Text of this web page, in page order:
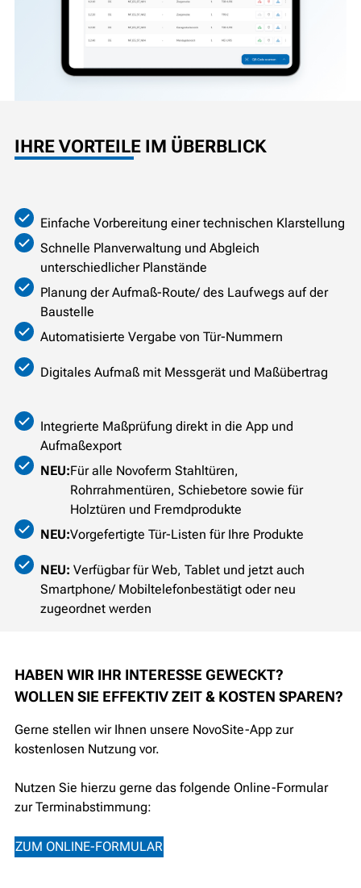
IHRE VORTEILE IM ÜBERBLICK
Einfache Vorbereitung einer technischen Klarstellung
Schnelle Planverwaltung und Abgleich
unterschiedlicher Planstände
Planung der Aufmaß-Route/ des Laufwegs auf der
Baustelle
Automatisierte Vergabe von Tür-Nummern
Digitales Aufmaß mit Messgerät und Maßübertrag
Integrierte Maßprüfung direkt in die App und
Aufmaßexport
NEU:Für alle Novoferm Stahltüren,
Rohrrahmentüren, Schiebetore sowie für
Holztüren und Fremdprodukte
NEU:Vorgefertigte Tür-Listen für Ihre Produkte
NEU: Verfügbar für Web, Tablet und jetzt auch
Smartphone/ Mobiltelefonbestätigt oder neu
zugeordnet werden
HABEN WIR IHR INTERESSE GEWECKT?
WOLLEN SIE EFFEKTIV ZEIT & KOSTEN SPAREN?
Gerne stellen wir Ihnen unsere NovoSite-App zur
kostenlosen Nutzung vor.
Nutzen Sie hierzu gerne das folgende Online-Formular
zur Terminabstimmung:
ZUM ONLINE-FORMULAR